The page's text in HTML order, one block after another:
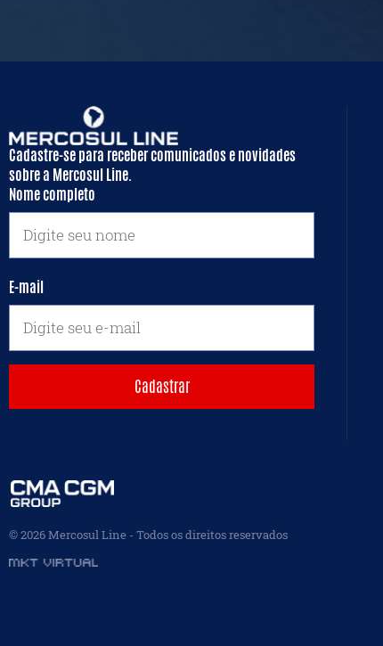
Cadastre-se para receber comunicados e novidades
sobre a Mercosul Line.
Nome completo
E-mail
©2026Mercosul Line - Todos os direitos reservados